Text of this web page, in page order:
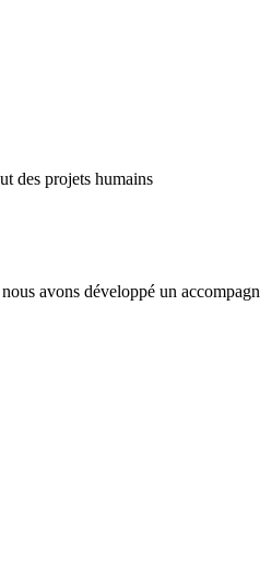
des projets humains
avons développé un